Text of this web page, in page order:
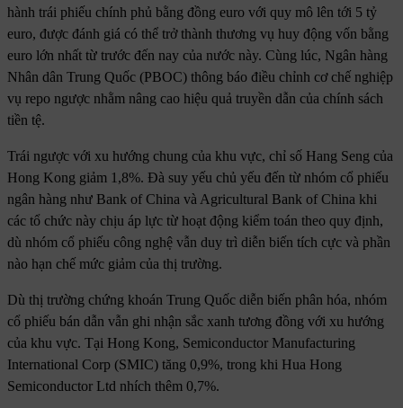
hành trái phiếu chính phủ bằng đồng euro với quy mô lên tới 5 tỷ
euro, được đánh giá có thể trở thành thương vụ huy động vốn bằng
euro lớn nhất từ trước đến nay của nước này. Cùng lúc, Ngân hàng
Nhân dân Trung Quốc (PBOC) thông báo điều chỉnh cơ chế nghiệp
vụ repo ngược nhằm nâng cao hiệu quả truyền dẫn của chính sách
tiền tệ.
Trái ngược với xu hướng chung của khu vực, chỉ số Hang Seng của
Hong Kong giảm 1,8%. Đà suy yếu chủ yếu đến từ nhóm cổ phiếu
ngân hàng như Bank of China và Agricultural Bank of China khi
các tổ chức này chịu áp lực từ hoạt động kiểm toán theo quy định,
dù nhóm cổ phiếu công nghệ vẫn duy trì diễn biến tích cực và phần
nào hạn chế mức giảm của thị trường.
Dù thị trường chứng khoán Trung Quốc diễn biến phân hóa, nhóm
cổ phiếu bán dẫn vẫn ghi nhận sắc xanh tương đồng với xu hướng
của khu vực. Tại Hong Kong, Semiconductor Manufacturing
International Corp (SMIC) tăng 0,9%, trong khi Hua Hong
Semiconductor Ltd nhích thêm 0,7%.